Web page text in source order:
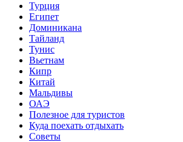
Турция
Египет
Доминикана
Тайланд
Тунис
Вьетнам
Кипр
Китай
Мальдивы
ОАЭ
Полезное для туристов
Куда поехать отдыхать
Советы